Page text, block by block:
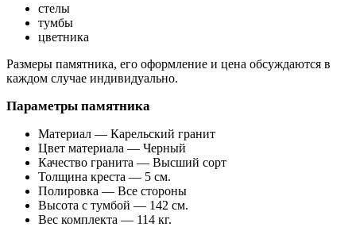
стелы
тумбы
цветника
Размеры памятника, его оформление и цена обсуждаются в
каждом случае индивидуально.
Параметры памятника
Материал — Карельский гранит
Цвет материала — Черный
Качество гранита — Высший сорт
Толщина креста — 5 см.
Полировка — Все стороны
Высота с тумбой — 142 см.
Вес комплекта — 114 кг.